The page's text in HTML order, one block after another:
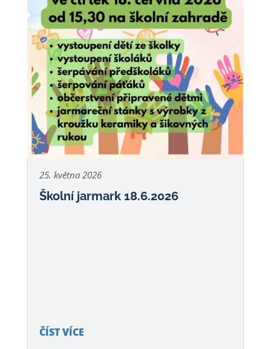
Školní jarmark 18.6.2026
25. května 2026
ČÍST VÍCE